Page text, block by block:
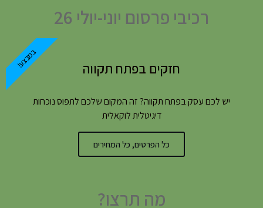
רכיבי פרסום יוני-יולי 26
חזקים בפתח תקווה
יש לכם עסק בפתח תקווה? זה המקום שלכם לתפוס נוכחות
דיגיטלית לוקאלית
כל הפרטים, כל המחירים
במבצע!
מה תרצו?